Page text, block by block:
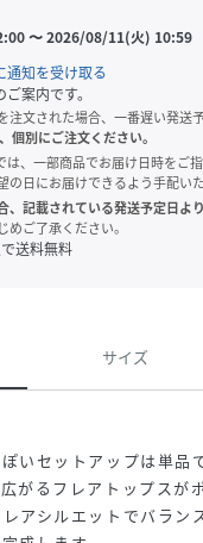
〜2026/08/11(火) 10:59
通知を受け取る
案内です。
文された場合、一番遅い発送
個別にご注文ください。
、一部商品でお届け日時をご
の日にお届けできるよう手配いた
、記載されている発送予定日よ
めご了承ください。
送料無料
サイズ
いセットアップは単品
がるフレアトップスが
アシルエットでバラン